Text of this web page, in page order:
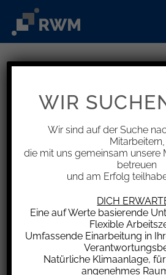
Inhalt
springen
Diese Veranstaltung hat bereits
DATEV Unternehmen
Digitalisierung, das
Megathema!
WIR
Wir sind auf der Suche
Mitarbeitern,
die mit uns gemeinsam unsere
betreuen
und am Erfolg
DICH
Eine auf Werte basierende
Flexible
Umfassende Einarbeitung in
Natürliche Klimaanlage,
angenehmes